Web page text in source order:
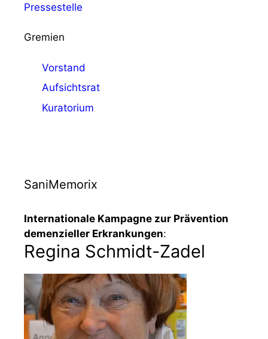
Pressestelle
Gremien
Vorstand
Aufsichtsrat
Kuratorium
SaniMemorix
Internationale Kampagne zur Prävention
demenzieller Erkrankungen:
Regina Schmidt-Zadel